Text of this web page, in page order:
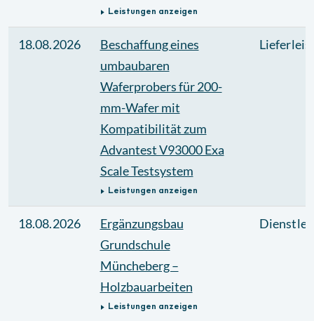
Leistungen anzeigen
18.08.2026
Beschaffung eines
umbaubaren
Waferprobers für 200-
mm-Wafer mit
Kompatibilität zum
Advantest V93000 Exa
Scale Testsystem
Leistungen anzeigen
18.08.2026
Ergänzungsbau
Grundschule
Müncheberg –
Holzbauarbeiten
Leistungen anzeigen